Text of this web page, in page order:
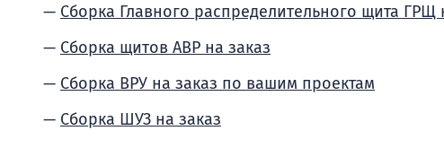
Сборка Главного распределительного щита ГРЩ
Сборка щитов АВР на заказ
Сборка ВРУ на заказ по вашим проектам
Сборка ШУЗ на заказ